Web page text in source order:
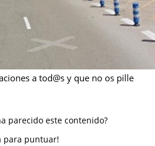
a tod@s y que no os pille
parecido este contenido?
para puntuar!